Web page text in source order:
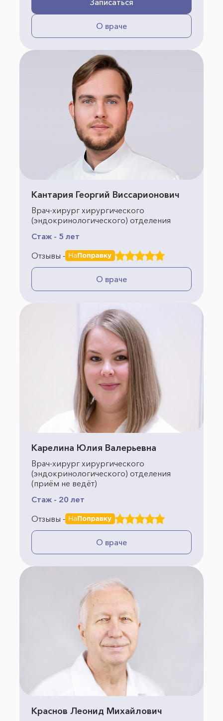
Записаться
О враче
Кантария Георгий Виссарионович
Врач-хирург хирургического
(эндокринологического) отделения
Стаж - 5 лет
Отзывы -
О враче
Карелина Юлия Валерьевна
Врач-хирург хирургического
(эндокринологического) отделения
(приём не ведёт)
Стаж - 20 лет
Отзывы -
О враче
Краснов Леонид Михайлович